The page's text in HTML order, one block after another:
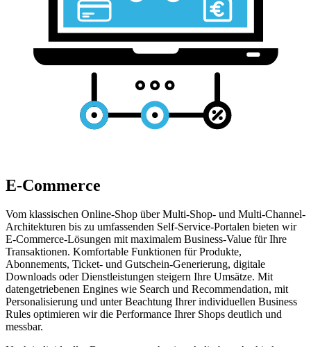
E-Commerce
Vom klassischen Online-Shop über Multi-Shop- und Multi-Channel-
Architekturen bis zu umfassenden Self-Service-Portalen bieten wir
E-Commerce-Lösungen mit maximalem Business-Value für Ihre
Transaktionen. Komfortable Funktionen für Produkte,
Abonnements, Ticket- und Gutschein-Generierung, digitale
Downloads oder Dienstleistungen steigern Ihre Umsätze. Mit
datengetriebenen Engines wie Search und Recommendation, mit
Personalisierung und unter Beachtung Ihrer individuellen Business
Rules optimieren wir die Performance Ihrer Shops deutlich und
messbar.